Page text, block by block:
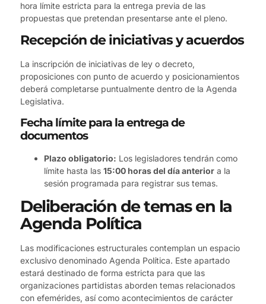
hora límite estricta para la entrega previa de las
propuestas que pretendan presentarse ante el pleno.
Recepción de iniciativas y acuerdos
La inscripción de iniciativas de ley o decreto,
proposiciones con punto de acuerdo y posicionamientos
deberá completarse puntualmente dentro de la Agenda
Legislativa.
Fecha límite para la entrega de
documentos
Plazo obligatorio: Los legisladores tendrán como
límite hasta las 15:00 horas del día anterior a la
sesión programada para registrar sus temas.
Deliberación de temas en la
Agenda Política
Las modificaciones estructurales contemplan un espacio
exclusivo denominado Agenda Política. Este apartado
estará destinado de forma estricta para que las
organizaciones partidistas aborden temas relacionados
con efemérides, así como acontecimientos de carácter